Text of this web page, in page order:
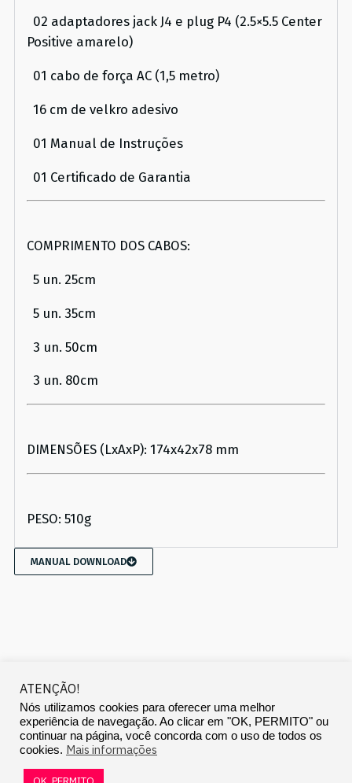
02 adaptadores jack J4 e plug P4 (2.5×5.5 Center
Positive amarelo)
01 cabo de força AC (1,5 metro)
16 cm de velkro adesivo
01 Manual de Instruções
01 Certificado de Garantia
COMPRIMENTO DOS CABOS:
5 un. 25cm
5 un. 35cm
3 un. 50cm
3 un. 80cm
DIMENSÕES (LxAxP): 174x42x78 mm
PESO: 510g
MANUAL DOWNLOAD
Copyright © 2020 Landscape Audio Systems
ATENÇÃO!
Nós utilizamos cookies para oferecer uma melhor
experiência de navegação. Ao clicar em "OK, PERMITO" ou
continuar na página, você concorda com o uso de todos os
cookies. Mais informações